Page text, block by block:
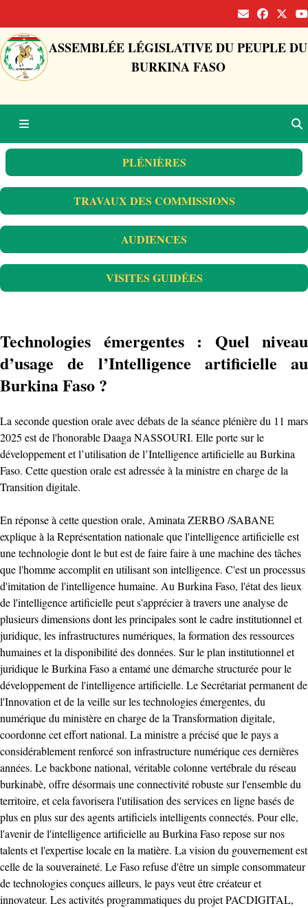
ASSEMBLÉE LÉGISLATIVE DU PEUPLE DU
BURKINA FASO
PLÉNIÈRES
TRAVAUX DES COMMISSIONS
AUDIENCES
VISITES GUIDÉES
Technologies émergentes : Quel niveau
d’usage de l’Intelligence artificielle au
Burkina Faso ?
La seconde question orale avec débats de la séance plénière du 11 mars
2025 est de l'honorable Daaga NASSOURI. Elle porte sur le
développement et l’utilisation de l’Intelligence artificielle au Burkina
Faso. Cette question orale est adressée à la ministre en charge de la
Transition digitale.
En réponse à cette question orale, Aminata ZERBO /SABANE
explique à la Représentation nationale que l'intelligence artificielle est
une technologie dont le but est de faire faire à une machine des tâches
que l'homme accomplit en utilisant son intelligence. C'est un processus
d'imitation de l'intelligence humaine. Au Burkina Faso, l'état des lieux
de l'intelligence artificielle peut s'apprécier à travers une analyse de
plusieurs dimensions dont les principales sont le cadre institutionnel et
juridique, les infrastructures numériques, la formation des ressources
humaines et la disponibilité des données. Sur le plan institutionnel et
juridique le Burkina Faso a entamé une démarche structurée pour le
développement de l'intelligence artificielle. Le Secrétariat permanent de
l'Innovation et de la veille sur les technologies émergentes, du
numérique du ministère en charge de la Transformation digitale,
coordonne cet effort national. La ministre a précisé que le pays a
considérablement renforcé son infrastructure numérique ces dernières
années. Le backbone national, véritable colonne vertébrale du réseau
burkinabè, offre désormais une connectivité robuste sur l'ensemble du
territoire, et cela favorisera l'utilisation des services en ligne basés de
plus en plus sur des agents artificiels intelligents connectés. Pour elle,
l'avenir de l'intelligence artificielle au Burkina Faso repose sur nos
talents et l'expertise locale en la matière. La vision du gouvernement est
celle de la souveraineté. Le Faso refuse d'être un simple consommateur
de technologies conçues ailleurs, le pays veut être créateur et
innovateur. Les activités programmatiques du projet PACDIGITAL,